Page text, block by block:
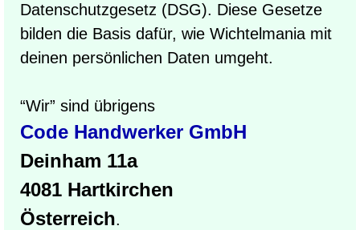
Datenschutzgesetz (DSG). Diese Gesetze
bilden die Basis dafür, wie Wichtelmania mit
deinen persönlichen Daten umgeht.
“Wir” sind übrigens
Code Handwerker GmbH
Deinham 11a
4081 Hartkirchen
Österreich.